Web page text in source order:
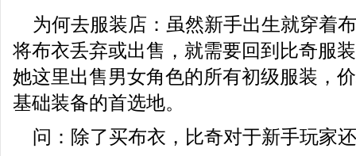
为何去服装店：虽然新手出生就穿着
将布衣丢弃或出售，就需要回到比奇服
她这里出售男女角色的所有初级服装，
基础装备的首选地。
问：除了买布衣，比奇对于新手玩家